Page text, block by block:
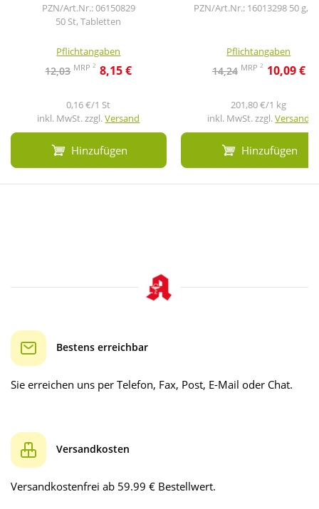
PZN/Art.Nr.: 06150829
50 St, Tabletten
Pflichtangaben
12,03 MRP2 8,15 €
0,16 €/1 St
inkl. MwSt. zzgl.Versand
Hinzufügen
PZN/Art.Nr.: 16013298 50 g,
Pflichtangaben
14,24 MRP 2 10,09 €
201,80 €/1 kg
inkl. MwSt. zzgl.Versand
Hinzufügen
Bestens erreichbar
Sie erreichen uns per Telefon, Fax, Post, E-Mail oder Chat.
Versandkosten
Versandkostenfrei ab 59.99 € Bestellwert.